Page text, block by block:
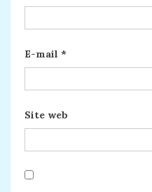
E-mail *
Site web